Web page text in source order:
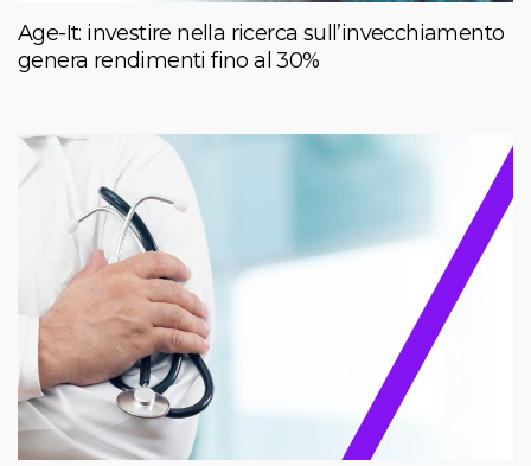
Age-It: investire nella ricerca sull’invecchiamento
genera rendimenti fino al 30%